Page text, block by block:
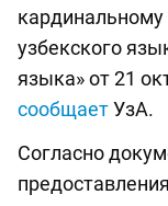
узбекского
языка» от 21
сообщаетУзА.
Согласно